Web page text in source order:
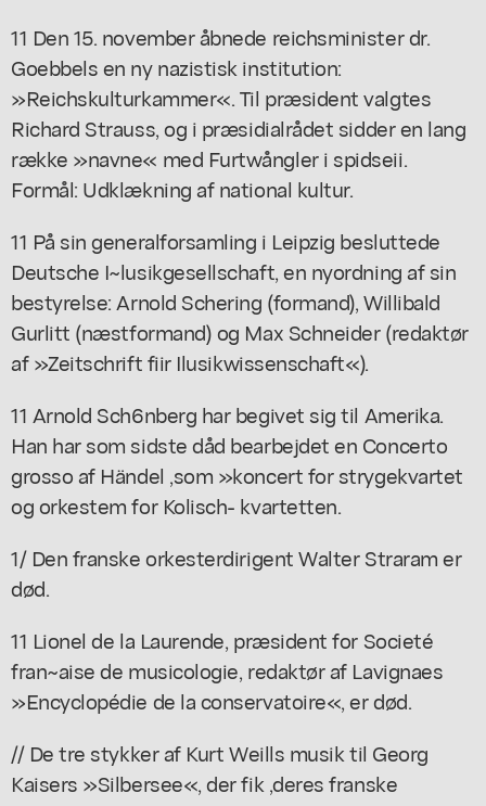
11 Den 15. november åbnede reichsminister dr.
Goebbels en ny nazistisk institution:
»Reichskulturkammer«. Til præsident valgtes
Richard Strauss, og i præsidialrådet sidder en lang
række »navne« med Furtwångler i spidseii.
Formål: Udklækning af national kultur.
11 På sin generalforsamling i Leipzig besluttede
Deutsche I~lusikgesellschaft, en nyordning af sin
bestyrelse: Arnold Schering (formand), Willibald
Gurlitt (næstformand) og Max Schneider (redaktør
af »Zeitschrift fiir Ilusikwissenschaft«).
11 Arnold Sch6nberg har begivet sig til Amerika.
Han har som sidste dåd bearbejdet en Concerto
grosso af Händel ,som »koncert for strygekvartet
og orkestem for Kolisch- kvartetten.
1/ Den franske orkesterdirigent Walter Straram er
død.
11 Lionel de la Laurende, præsident for Societé
fran~aise de musicologie, redaktør af Lavignaes
»Encyclopédie de la conservatoire«, er død.
// De tre stykker af Kurt Weills musik til Georg
Kaisers »Silbersee«, der fik ,deres franske